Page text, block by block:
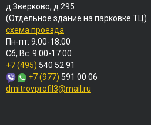
д.Зверково, д.295
(Отдельное здание на парковке ТЦ)
схема проезда
Пн-пт: 9:00-18:00
Сб, Вс: 9:00-17:00
+7 (495) 540 52 91
+7 (977) 591 00 06
dmitrovprofil3@mail.ru